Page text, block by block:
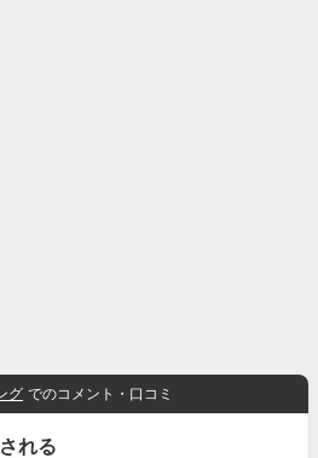
グ でのコメント・口コミ
れる